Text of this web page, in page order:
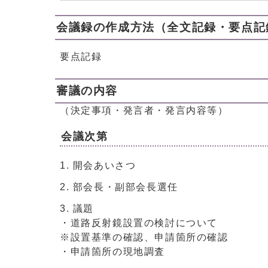
会議録の作成方法（全文記録・要点記
要点記録
審議の内容
（決定事項・発言者・発言内容等）
会議次第
開会あいさつ
部会長・副部会長選任
議題
・道路反射鏡設置の検討について
※設置基準の確認、申請箇所の確認
・申請箇所の現地調査